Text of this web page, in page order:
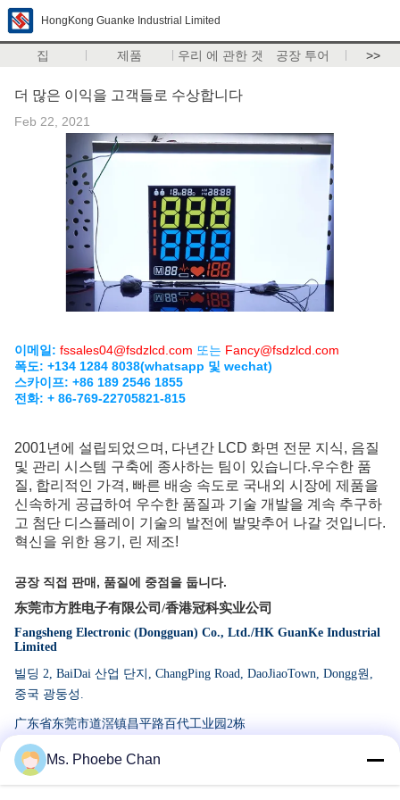
HongKong Guanke Industrial Limited
집 제품 우리 에 관한 것 공장 투어 >>
더 많은 이익을 고객들로 수상합니다
Feb 22, 2021
이메일: fssales04@fsdzlcd.com 또는 Fancy@fsdzlcd.com
폭도: +134 1284 8038(whatsapp 및 wechat)
스카이프: +86 189 2546 1855
전화: + 86-769-22705821-815
2001년에 설립되었으며, 다년간 LCD 화면 전문 지식, 음질
및 관리 시스템 구축에 종사하는 팀이 있습니다.우수한 품
질, 합리적인 가격, 빠른 배송 속도로 국내외 시장에 제품을
신속하게 공급하여 우수한 품질과 기술 개발을 계속 추구하
고 첨단 디스플레이 기술의 발전에 발맞추어 나갈 것입니다.
혁신을 위한 용기, 린 제조!
공장 직접 판매, 품질에 중점을 둡니다.
东莞市方胜电子有限公司/香港冠科实业公司
Fangsheng Electronic (Dongguan) Co., Ltd./HK GuanKe Industrial
Limited
빌딩 2, BaiDai 산업 단지, ChangPing Road, DaoJiaoTown, Dongg원,
중국 광둥성.
广东省东莞市道滘镇昌平路百代工业园2栋
Recommended Products
Ms. Phoebe Chan